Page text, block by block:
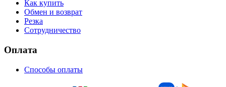
Как купить
Обмен и возврат
Резка
Сотрудничество
Оплата
Способы оплаты